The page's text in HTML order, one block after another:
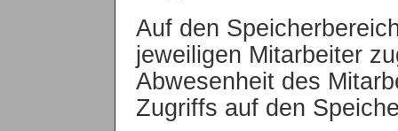
Auf den
jeweiligen Mitarbeiter
Abwesenheit des
Zugriffs auf den